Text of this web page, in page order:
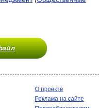
О проекте
Реклама на сайте